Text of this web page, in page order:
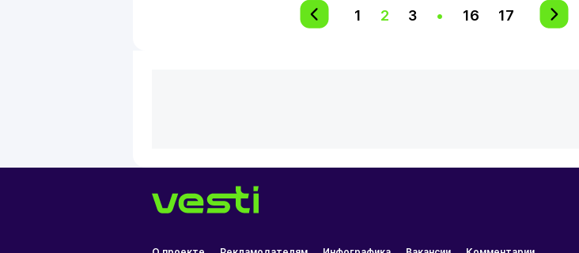
1 2 3 • 16 17